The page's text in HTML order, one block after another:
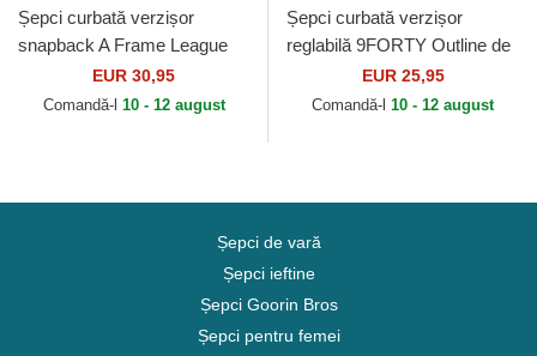
Șepci curbată verzișor
snapback A Frame League
Essential de New York
Yankees MLB de New Era
EUR 30,95
Comandă-l 10 - 12 august
Șepci curbată verzișor
reglabilă 9FORTY Outline de
New York Yankees MLB de
New Era
EUR 25,95
Comandă-l 10 - 12 august
Șepci de vară
Șepci ieftine
Șepci Goorin Bros
Șepci pentru femei